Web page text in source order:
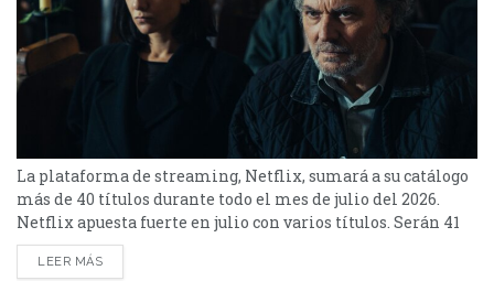
La plataforma de streaming, Netflix, sumará a su catálogo
más de 40 títulos durante todo el mes de julio del 2026.
Netflix apuesta fuerte en julio con varios títulos. Serán 41
en total, entre los que se destacan: La casa de la pradera,
Heartstopper Forever y Enola Holmes 3. La lista completa,
LEER MÁS